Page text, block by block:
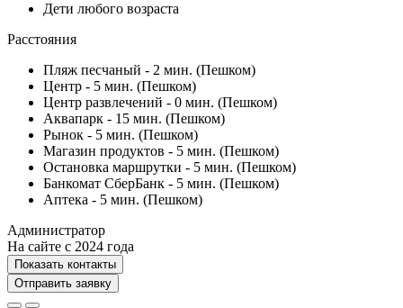
Дети любого возраста
Расстояния
Пляж песчаный - 2 мин. (Пешком)
Центр - 5 мин. (Пешком)
Центр развлечений - 0 мин. (Пешком)
Аквапарк - 15 мин. (Пешком)
Рынок - 5 мин. (Пешком)
Магазин продуктов - 5 мин. (Пешком)
Остановка маршрутки - 5 мин. (Пешком)
Банкомат СберБанк - 5 мин. (Пешком)
Аптека - 5 мин. (Пешком)
Администратор
На сайте с 2024 года
Показать контакты
Отправить заявку